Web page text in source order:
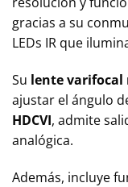
gracias a su
LEDs IR que
Su lente varifocal
ajustar el ángulo
HDCVI, admite
analógica.
Además, incluye